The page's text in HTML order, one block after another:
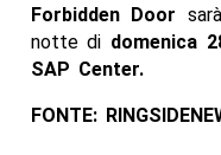
Forbidden Door
notte di domenica
SAP Center.
FONTE: